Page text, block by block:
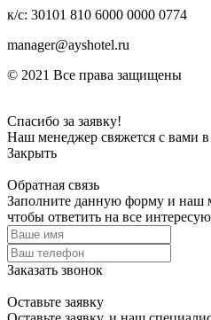
к/с: 30101 810 6000 0000 0774
manager@ayshotel.ru
© 2021 Все права защищены
Спасибо за заявку!
Наш менеджер свяжется с вами
Закрыть
Обратная связь
Заполните данную форму и наш
чтобы ответить на все
Заказать звонок
Оставьте заявку